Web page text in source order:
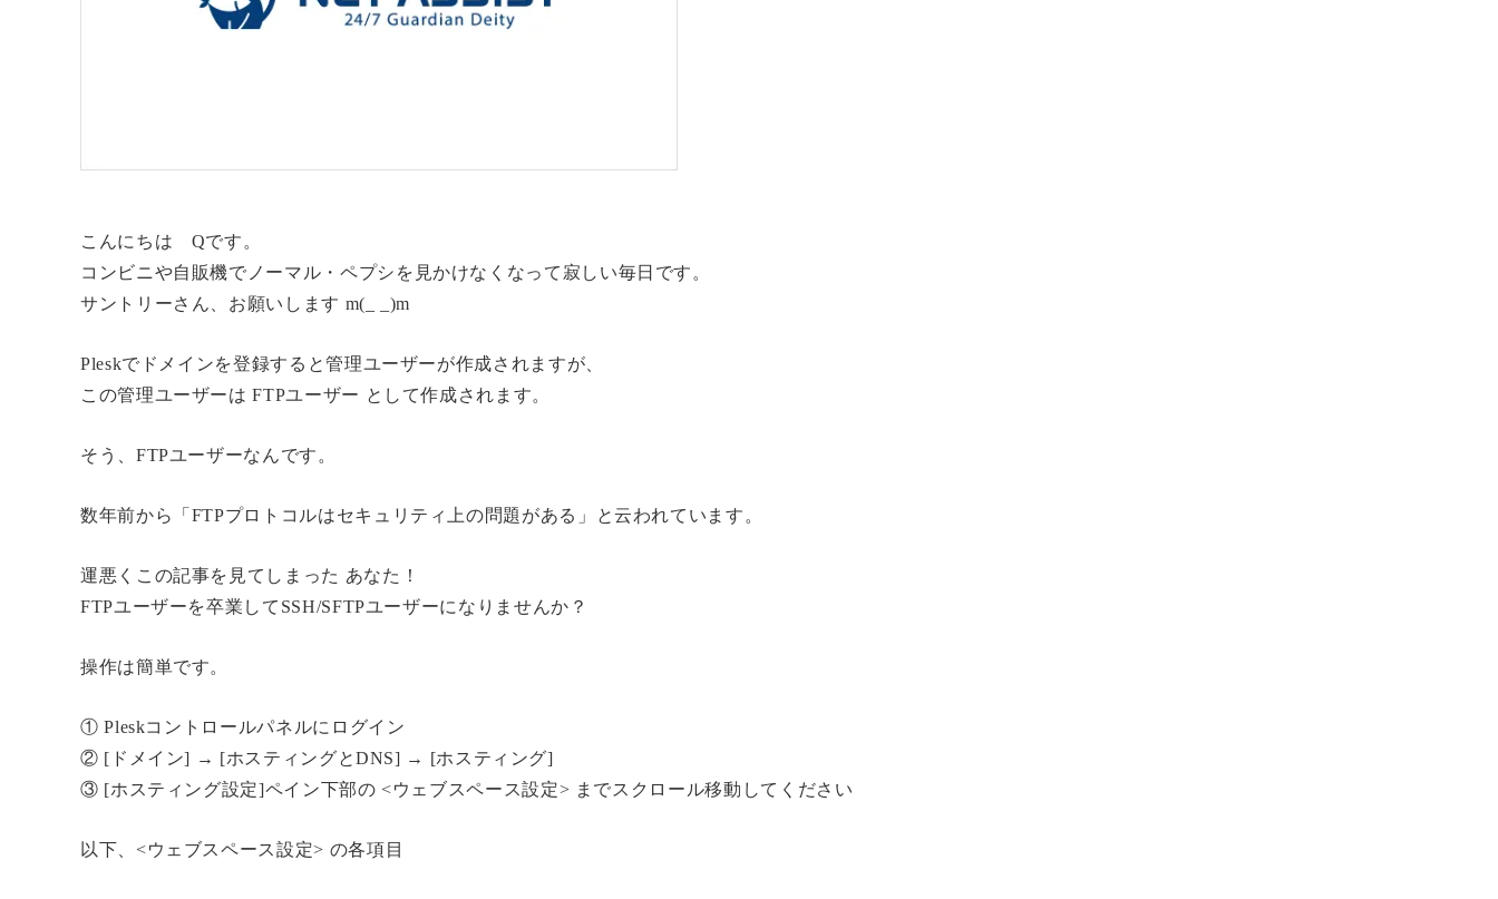
こんにちは Qです。
コンビニや自販機でノーマル・ペプシを見かけなくなって寂しい毎日です。
サントリーさん、お願いします m(_ _)m
Pleskでドメインを登録すると管理ユーザーが作成されますが、
この管理ユーザーは FTPユーザー として作成されます。
そう、FTPユーザーなんです。
数年前から「FTPプロトコルはセキュリティ上の問題がある」と云われています。
運悪くこの記事を見てしまった あなた！
FTPユーザーを卒業してSSH/SFTPユーザーになりませんか？
操作は簡単です。
① Pleskコントロールパネルにログイン
② [ドメイン] → [ホスティングとDNS] → [ホスティング]
③ [ホスティング設定]ペイン下部の <ウェブスペース設定> までスクロール移動してください
以下、<ウェブスペース設定> の各項目